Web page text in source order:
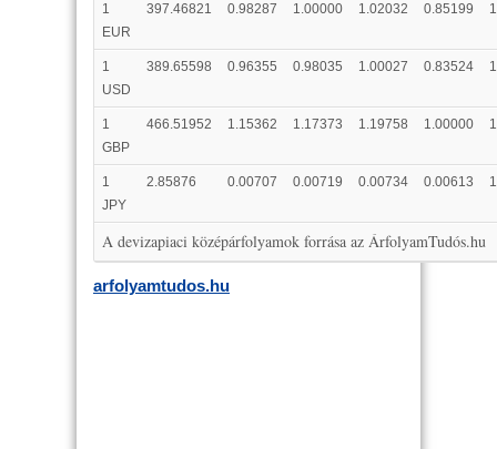
1
EUR
397.46821 0.98287 1.00000 1.02032 0.85199
1
USD
389.65598 0.96355 0.98035 1.00027 0.83524
1
GBP
466.51952 1.15362 1.17373 1.19758 1.00000
1
JPY
2.85876 0.00707 0.00719 0.00734 0.00613
A devizapiaci középárfolyamok forrása az ÁrfolyamTudós.hu
arfolyamtudos.hu